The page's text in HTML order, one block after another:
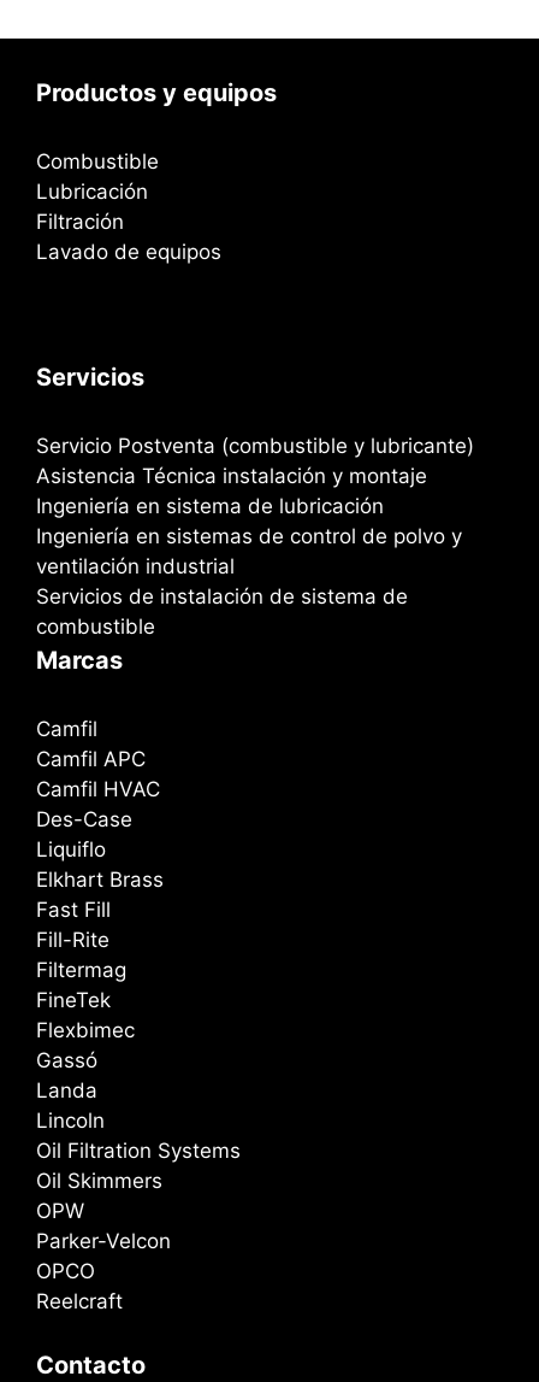
Productos y equipos
Combustible
Lubricación
Filtración
Lavado de equipos
Servicios
Servicio Postventa (combustible y lubricante)
Asistencia Técnica instalación y montaje
Ingeniería en sistema de lubricación
Ingeniería en sistemas de control de polvo y
ventilación industrial
Servicios de instalación de sistema de
combustible
Marcas
Camfil
Camfil APC
Camfil HVAC
Des-Case
Liquiflo
Elkhart Brass
Fast Fill
Fill-Rite
Filtermag
FineTek
Flexbimec
Gassó
Landa
Lincoln
Oil Filtration Systems
Oil Skimmers
OPW
Parker-Velcon
OPCO
Reelcraft
Contacto